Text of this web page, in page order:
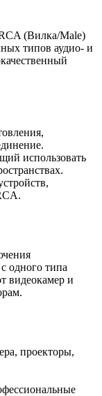
(Вилка/Male)
типов аудио- и
использовать
одного типа
видеокамер и
проекторы,